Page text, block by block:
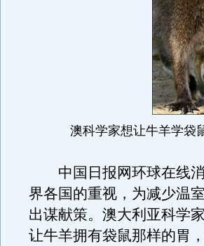
澳科学家想让牛羊学袋
中国日报网环球在线消
界各国的重视，为减少温
出谋献策。澳大利亚科学
让牛羊拥有袋鼠那样的胃